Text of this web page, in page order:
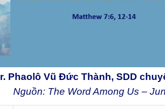
Phaolô Vũ Đức Thành, SDD
Nguồn: The Word Among Us –